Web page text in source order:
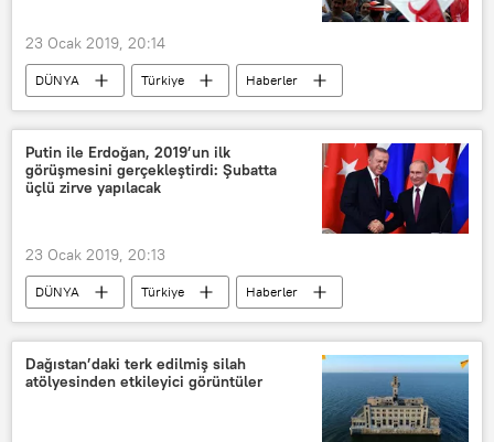
23 Ocak 2019, 20:14
DÜNYA Türkiye
Haberler
POLİTİKA
TÜRKİYE
Antalya
Denizli
Saadet Partisi
Putin ile Erdoğan, 2019’un ilk
görüşmesini gerçekleştirdi: Şubatta
üçlü zirve yapılacak
23 Ocak 2019, 20:13
DÜNYA Türkiye
Haberler
POLİTİKA
Rusya
Moskova
TÜRKİYE
Vladimir Putin
Recep Tayyip Erdoğan
açıklama
Dağıstan’daki terk edilmiş silah
atölyesinden etkileyici görüntüler